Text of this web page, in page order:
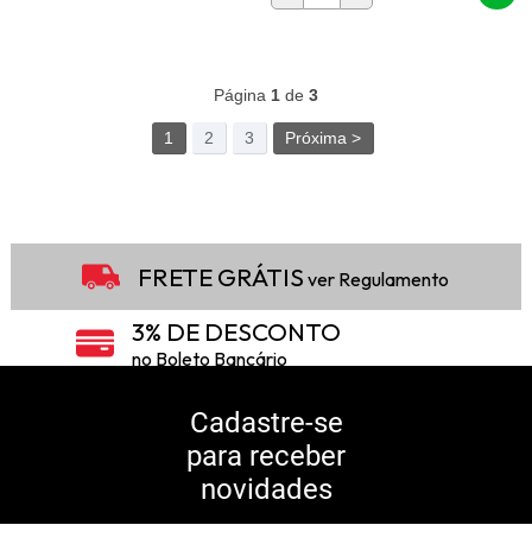
Página 1de 3
1 2 3 Próxima >
FRETE GRÁTIS ver Regulamento
3% DE DESCONTO
no Boleto Bancário
5% DE DESCONTO
10% DE CASHBACK
Consulte Regulamento
Cadastre-se
para receber
novidades